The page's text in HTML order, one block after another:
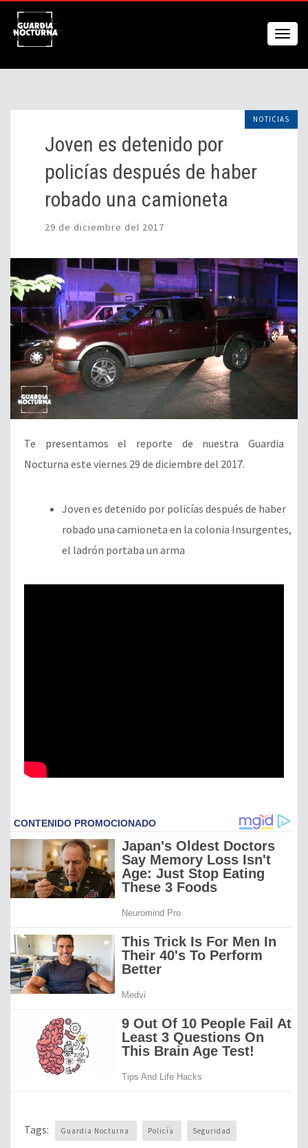
NOTICIAS
Joven es detenido por
policías después de haber
robado una camioneta
29 de diciembre del 2017
Te presentamos el reporte de nuestra Guardia
Nocturna este viernes 29 de diciembre del 2017.
Joven es detenido por policías después de haber
robado una camioneta en la colonia Insurgentes,
el ladrón portaba un arma
Tags: Guardia Nocturna Policía Seguridad